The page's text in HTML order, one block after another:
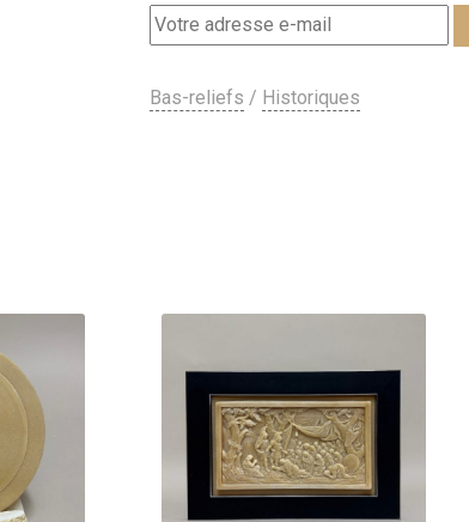
Bas-reliefs / Historiques